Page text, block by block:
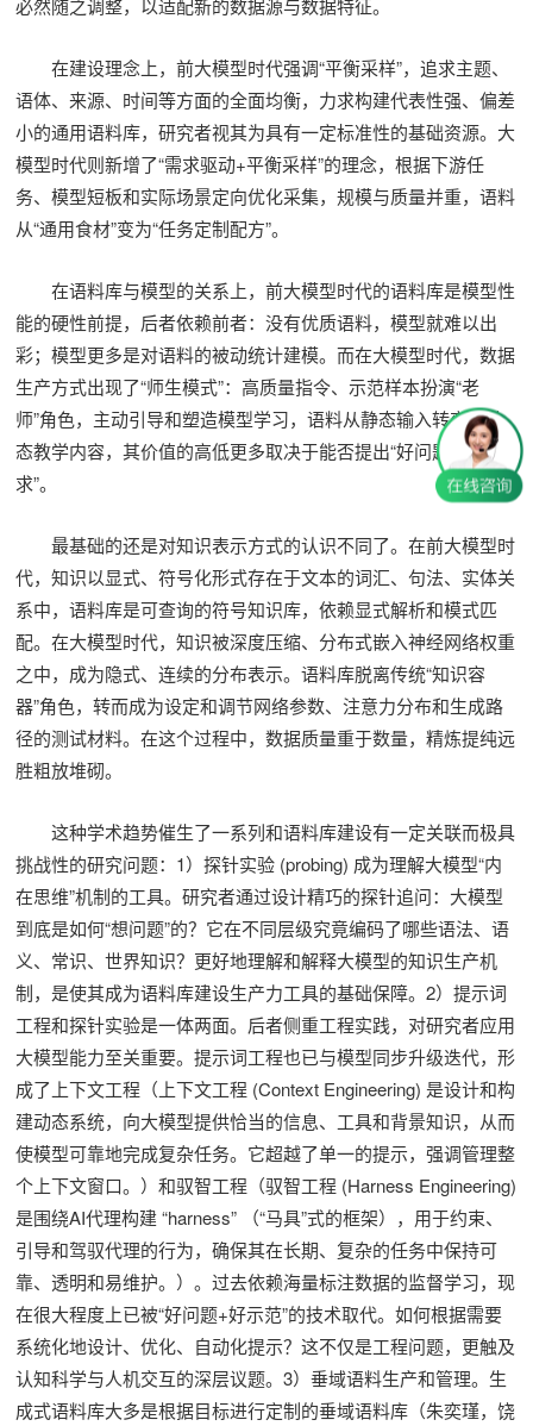
必然随之调整，以适配新的数据源与数据特征。
在建设理念上，前大模型时代强调“平衡采样”，追求主题、
语体、来源、时间等方面的全面均衡，力求构建代表性强、偏差
小的通用语料库，研究者视其为具有一定标准性的基础资源。大
模型时代则新增了“需求驱动+平衡采样”的理念，根据下游任
务、模型短板和实际场景定向优化采集，规模与质量并重，语料
从“通用食材”变为“任务定制配方”。
在语料库与模型的关系上，前大模型时代的语料库是模型性
能的硬性前提，后者依赖前者：没有优质语料，模型就难以出
彩；模型更多是对语料的被动统计建模。而在大模型时代，数据
生产方式出现了“师生模式”：高质量指令、示范样本扮演“老
师”角色，主动引导和塑造模型学习，语料从静态输入转变为动
态教学内容，其价值的高低更多取决于能否提出“好问题”和“好需
求”。
最基础的还是对知识表示方式的认识不同了。在前大模型时
代，知识以显式、符号化形式存在于文本的词汇、句法、实体关
系中，语料库是可查询的符号知识库，依赖显式解析和模式匹
配。在大模型时代，知识被深度压缩、分布式嵌入神经网络权重
之中，成为隐式、连续的分布表示。语料库脱离传统“知识容
器”角色，转而成为设定和调节网络参数、注意力分布和生成路
径的测试材料。在这个过程中，数据质量重于数量，精炼提纯远
胜粗放堆砌。
这种学术趋势催生了一系列和语料库建设有一定关联而极具
挑战性的研究问题：1）探针实验 (probing) 成为理解大模型“内
在思维”机制的工具。研究者通过设计精巧的探针追问：大模型
到底是如何“想问题”的？它在不同层级究竟编码了哪些语法、语
义、常识、世界知识？更好地理解和解释大模型的知识生产机
制，是使其成为语料库建设生产力工具的基础保障。2）提示词
工程和探针实验是一体两面。后者侧重工程实践，对研究者应用
大模型能力至关重要。提示词工程也已与模型同步升级迭代，形
成了上下文工程（上下文工程 (Context Engineering) 是设计和构
建动态系统，向大模型提供恰当的信息、工具和背景知识，从而
使模型可靠地完成复杂任务。它超越了单一的提示，强调管理整
个上下文窗口。）和驭智工程（驭智工程 (Harness Engineering)
是围绕AI代理构建 “harness” （“马具”式的框架），用于约束、
引导和驾驭代理的行为，确保其在长期、复杂的任务中保持可
靠、透明和易维护。）。过去依赖海量标注数据的监督学习，现
在很大程度上已被“好问题+好示范”的技术取代。如何根据需要
系统化地设计、优化、自动化提示？这不仅是工程问题，更触及
认知科学与人机交互的深层议题。3）垂域语料生产和管理。生
成式语料库大多是根据目标进行定制的垂域语料库（朱奕瑾，饶